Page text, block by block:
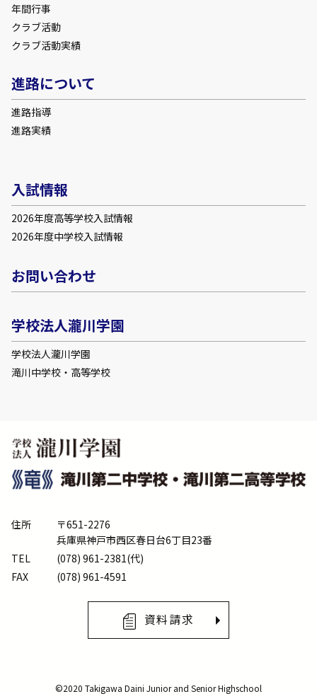
年間行事
クラブ活動
クラブ活動実績
進路について
進路指導
進路実績
入試情報
2026年度高等学校入試情報
2026年度中学校入試情報
お問い合わせ
学校法人瀧川学園
学校法人瀧川学園
滝川中学校・高等学校
住所
〒651-2276
兵庫県神戸市西区春日台6丁目23番
TEL
(078) 961-2381(代)
FAX
(078) 961-4591
資料請求
©2020 Takigawa Daini Junior and Senior Highschool